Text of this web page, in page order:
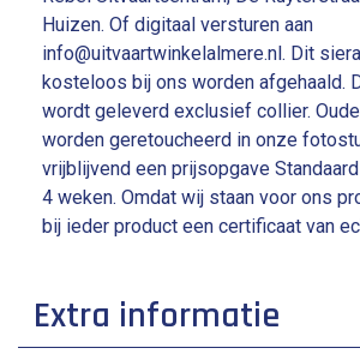
Huizen. Of digitaal versturen aan
info@uitvaartwinkelalmere.nl. Dit
kosteloos bij ons worden afgehaald.
wordt geleverd exclusief collier.
worden geretoucheerd in onze
vrijblijvend een prijsopgave
4 weken. Omdat wij staan voor ons
bij ieder product een certificaat van
Extra informatie